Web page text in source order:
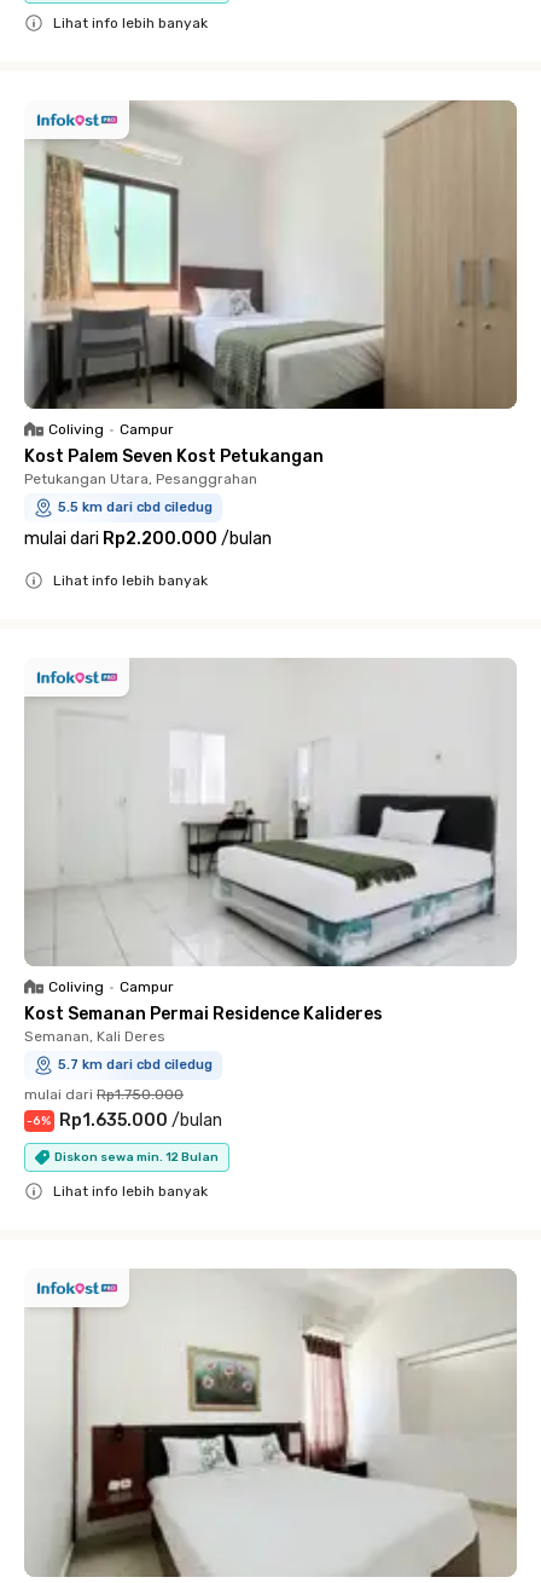
Lihat info lebih banyak
Coliving • Campur
Kost Palem Seven Kost Petukangan
Petukangan Utara, Pesanggrahan
5.5 km dari cbd ciledug
mulai dari Rp2.200.000 /bulan
Lihat info lebih banyak
Coliving • Campur
Kost Semanan Permai Residence Kalideres
Semanan, Kali Deres
5.7 km dari cbd ciledug
mulai dari Rp1.750.000
-6% Rp1.635.000 /bulan
Diskon sewa min. 12 Bulan
Lihat info lebih banyak